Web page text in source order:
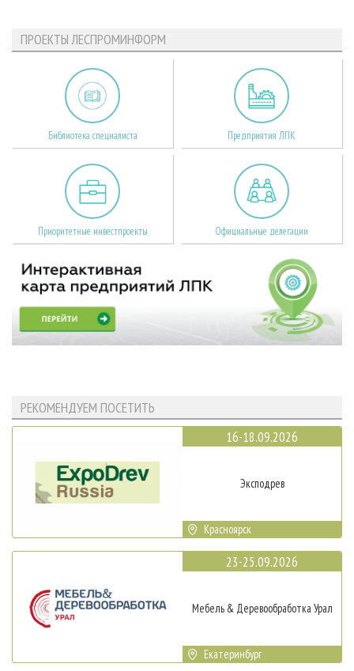
ПРОЕКТЫ ЛЕСПРОМИНФОРМ
Библиотека специалиста Предприятия ЛПК
Приоритетные инвестпроекты Официальные делегации
РЕКОМЕНДУЕМ ПОСЕТИТЬ
16-18.09.2026
Эксподрев
Красноярск
23-25.09.2026
Мебель & Деревообработка Урал
Екатеринбург